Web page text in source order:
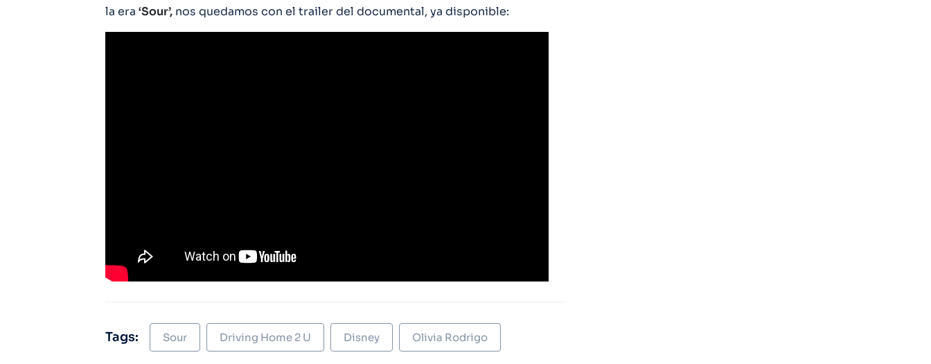
la era ‘Sour’, nos quedamos con el trailer del documental, ya disponible:
Tags: Sour Driving Home 2 U Disney Olivia Rodrigo